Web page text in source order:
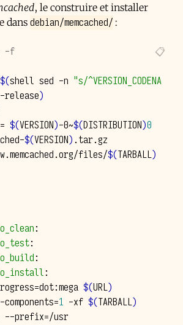
, le construire et installer
dans debian/memcached/ :
-f
$(shell sed -n "s/^VERSION_CODENA
)
= $(VERSION)-0~$(DISTRIBUTION)0
$(VERSION)
files/$(TARBALL)
:
:
:
:
=dot:mega $(URL)
=1 -xf $(TARBALL)
--prefix=